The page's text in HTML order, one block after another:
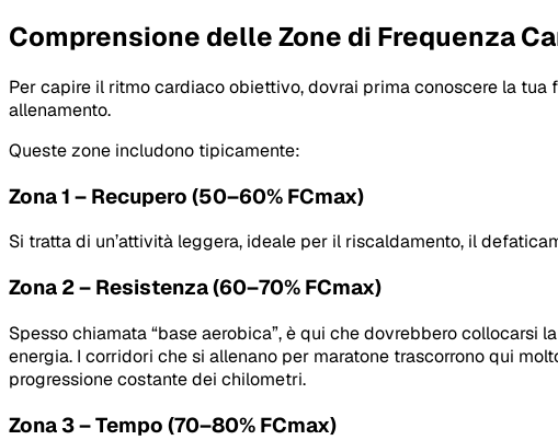
Comprensione delle Zone di Frequenza
Per capire il ritmo cardiaco obiettivo, dovrai prima conoscere la tua
allenamento.
Queste zone includono tipicamente:
Zona 1 – Recupero (50–60% FCmax)
Si tratta di un’attività leggera, ideale per il riscaldamento, il
Zona 2 – Resistenza (60–70% FCmax)
Spesso chiamata “base aerobica”, è qui che dovrebbero
energia. I corridori che si allenano per maratone trascorrono qui
progressione costante dei chilometri.
Zona 3 – Tempo (70–80% FCmax)